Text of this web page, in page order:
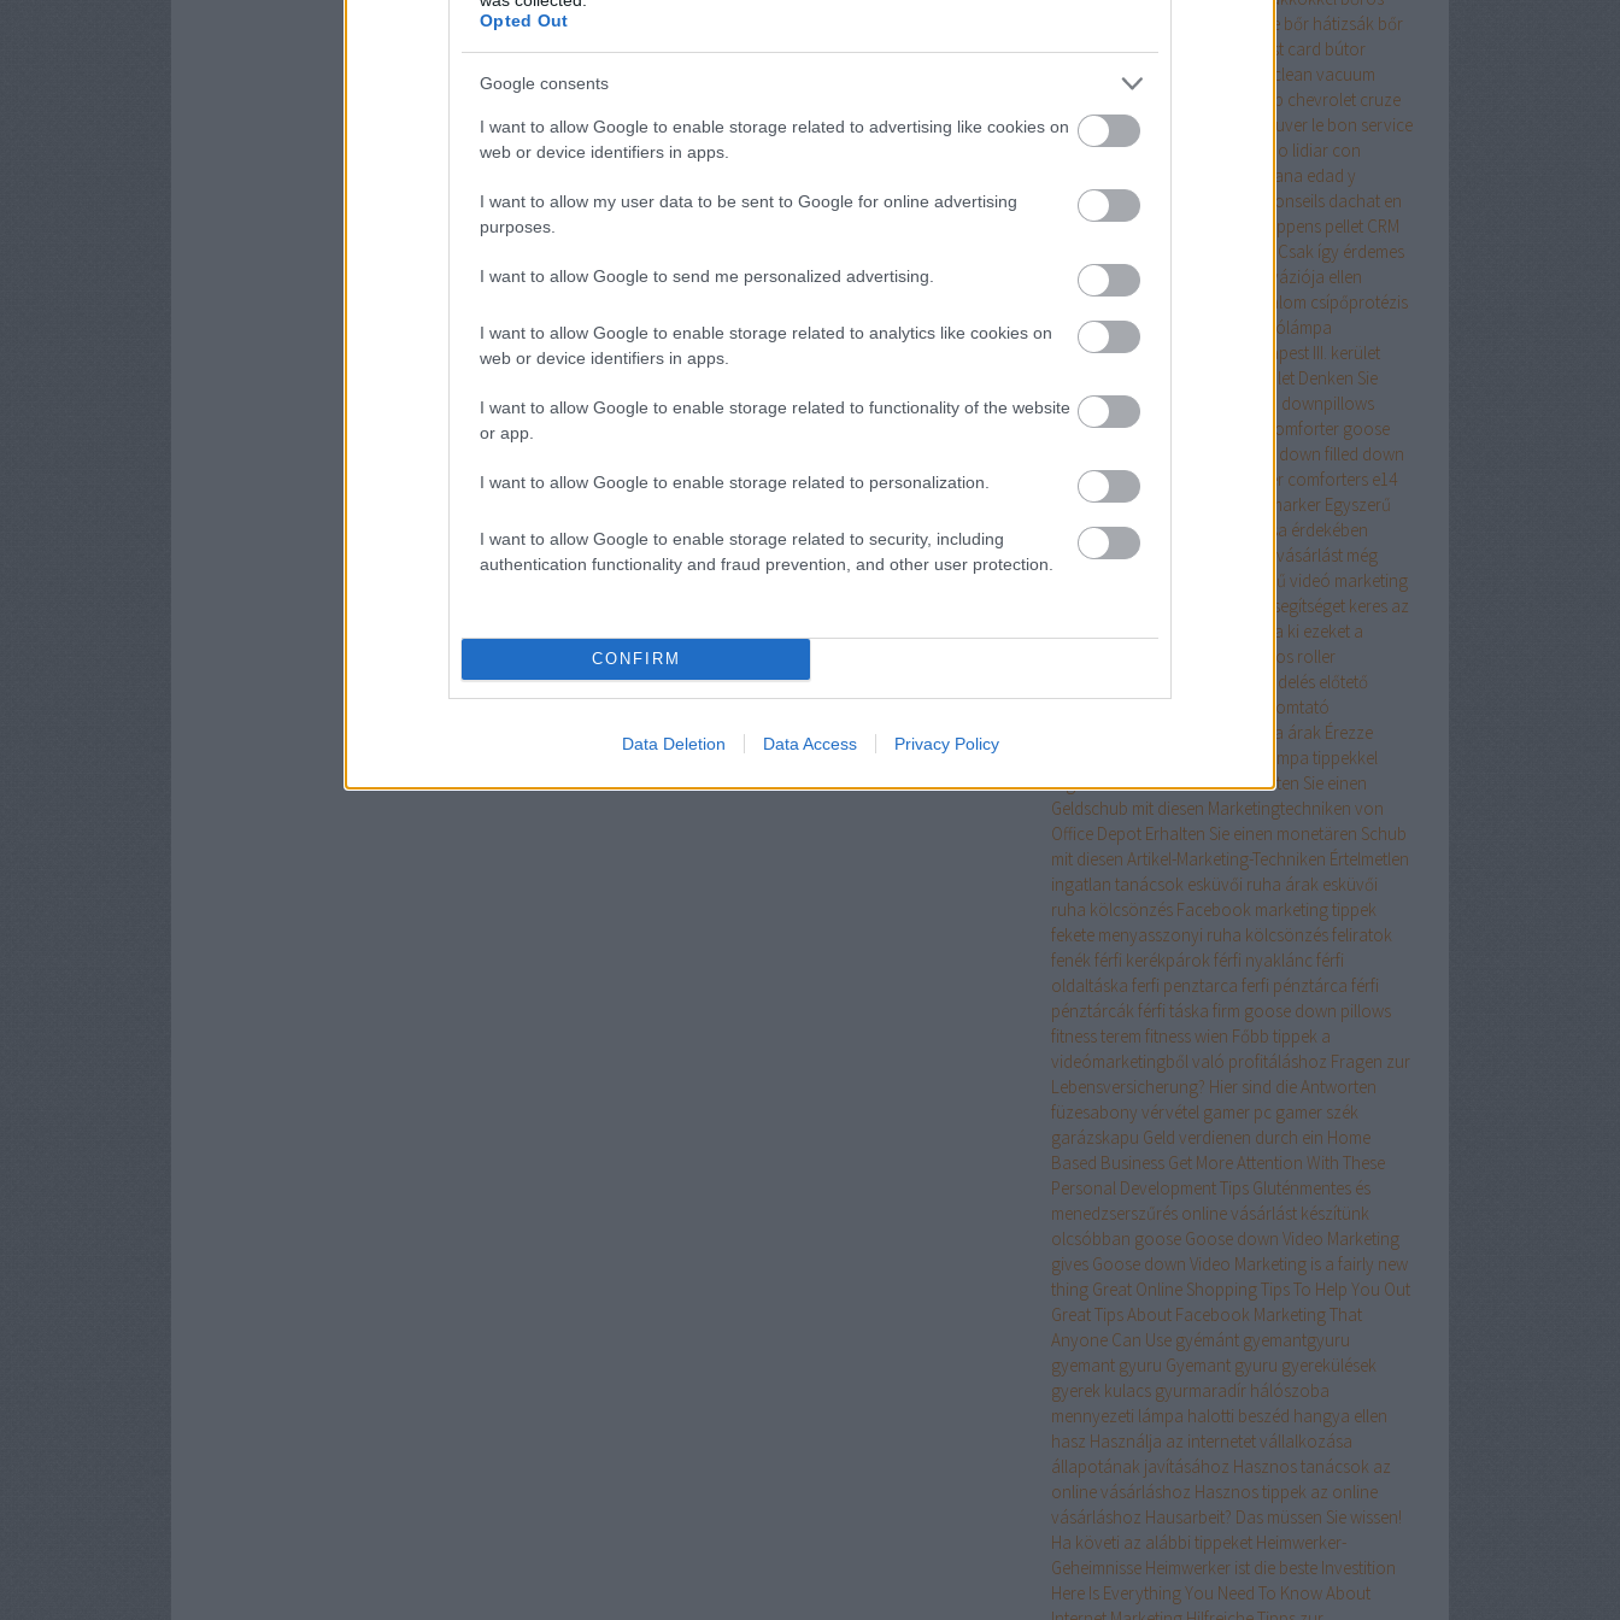
Opted Out
Google consents
I want to allow Google to enable storage related to advertising like cookies on
web or device identifiers in apps.
I want to allow my user data to be sent to Google for online advertising
purposes.
I want to allow Google to send me personalized advertising.
I want to allow Google to enable storage related to analytics like cookies on
web or device identifiers in apps.
I want to allow Google to enable storage related to functionality of the website
or app.
I want to allow Google to enable storage related to personalization.
I want to allow Google to enable storage related to security, including
authentication functionality and fraud prevention, and other user protection.
CONFIRM
Data Deletion Data Access Privacy Policy
borsod online bőr hátizsák bőr
hátizsák nőibőr táska budapest card bútor
carpet cleaning in cork
carpet clean vacuum
casio tudományos számológép chevrolet cruze
tuningcomforter
Comment trouver le bon service
de réparation automobile
Cómo lidiar con
eficacia con la crisis de la mediana edad y
desarrollarse como persona
Conseils dachat en
ligne que vous devez savoir
coppens pellet CRM
Csak így érdemes
védekezni az ágyi poloskák inváziója ellen
cserepeslemez
csípőfájdalom csípőprotézis
műtét debrecen
csiptetős olvasólámpa
csótányirtás
csótányirtás Budapest III. kerület
csótányirtás Budapest XIII. kerület Denken Sie
darandistrict 7 budapest
downpillows
down comforterqueen
down comforter goose
down filled down
pillowsDrón duck feather comforters e14
foglalate27 foglalat ecset rajzmarker Egyszerű
önsegítő tanács az élete javítása érdekében
Egyszerű tanácsaink az online vásárlást még
Egyszerű videó marketing
Egy kis segítséget keres az
Internet Marketingben? Próbálja ki ezeket a
Elektromos roller
élelmiszer rendelés előtető
emelő toló erkélyajtó
epson nyomtató
ereszcsatorna árak Érezze
magát profinak ezekkel a Netlámpa tippekkel
ergonomikus iskolatáskaErhalten Sie einen
Geldschub mit diesen Marketingtechniken von
Office Depot Erhalten Sie einen monetären Schub
mit diesen Artikel-Marketing-Techniken Értelmetlen
ingatlan tanácsok esküvői ruha árak esküvői
ruha kölcsönzés Facebook marketing tippek
fekete menyasszonyi ruha kölcsönzésfeliratok
fenék férfi kerékpárok férfi nyaklánc férfi
oldaltáska ferfi penztarca ferfi pénztárca férfi
pénztárcák férfi táska firm goose down pillows
fitness terem fitness wien Főbb tippek a
videómarketingből való profitáláshoz Fragen zur
Lebensversicherung? Hier sind die Antworten
füzesabony vérvétel gamer pc gamer szék
garázskapu Geld verdienen durch ein Home
Based Business Get More Attention With These
Personal Development Tips Gluténmentes és
menedzserszűrés online vásárlást készítünk
olcsóbban goose Goose down Video Marketing
gives Goose down Video Marketing is a fairly new
thing Great Online Shopping Tips To Help You Out
Great Tips About Facebook Marketing That
Anyone Can Use gyémánt gyemantgyuru
gyemant gyuru Gyemant gyuru gyerekülések
gyerek kulacs gyurmaradír hálószoba
mennyezeti lámpa halotti beszéd hangya ellen
hasz Használja az internetet vállalkozása
állapotának javításához Hasznos tanácsok az
online vásárláshoz Hasznos tippek az online
vásárláshoz Hausarbeit? Das müssen Sie wissen!
Ha követi az alábbi tippeket Heimwerker-
Geheimnisse Heimwerker ist die beste Investition
Here Is Everything You Need To Know About